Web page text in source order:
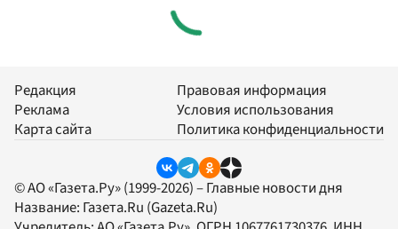
Редакция
Реклама
Карта сайта
Правовая информация
Условия использования
Политика конфиденциальности
© АО «Газета.Ру» (1999-2026) – Главные новости дня
Название: Газета.Ru (Gazeta.Ru)